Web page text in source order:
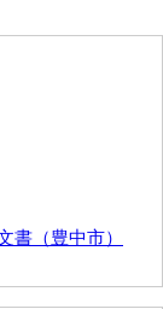
書（豊中市）